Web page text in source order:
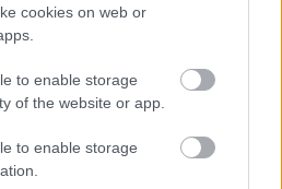
cookies on web or
to enable storage
of the website or app.
to enable storage
hanem szavazásról lenne
Uwe Bollnak ítélnék oda a
járó trófeát, de ezen a
lett a rémes videójáték